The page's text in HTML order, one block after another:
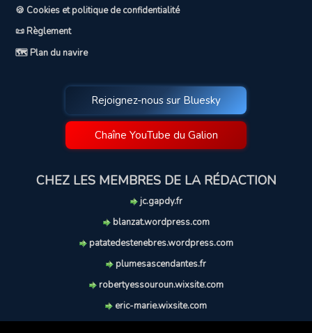
🍪 Cookies et politique de confidentialité
📜 Règlement
🗺️ Plan du navire
Rejoignez-nous sur Bluesky
Chaîne YouTube du Galion
CHEZ LES MEMBRES DE LA RÉDACTION
jc.gapdy.fr
blanzat.wordpress.com
patatedestenebres.wordpress.com
plumesascendantes.fr
robertyessouroun.wixsite.com
eric-marie.wixsite.com